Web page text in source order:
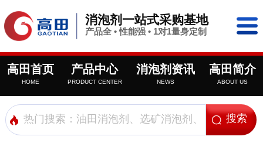
消泡剂一站式采购基地
产品全 • 性能强 • 1对1量身定制
高田首页
HOME
产品中心
PRODUCT CENTER
消泡剂资讯
NEWS
高田简介
ABOUT US